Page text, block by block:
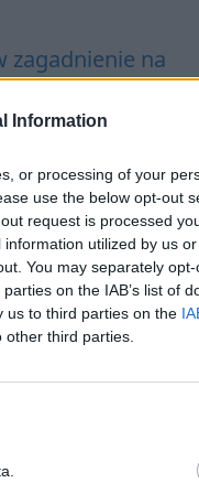
Information
or processing of your
use the below opt-out
request is processed
utilized by us
You may separately
on the IAB’s list of
us to third parties on the
third parties.
zagadnienie na
Sofoklesa. W
Antygony
fragmentów
również